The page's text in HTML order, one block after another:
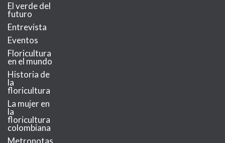
El verde del
futuro
Entrevista
Eventos
Floricultura
en el mundo
Historia de
la
floricultura
La mujer en
la
floricultura
colombiana
Metronotas